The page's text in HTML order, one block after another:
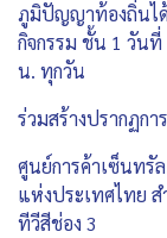
ภูมิปัญญาท้องถิ่นไ
กิจกรรม ชั้น 1 วันที่
น. ทุกวัน
ร่วมสร้างปรากฏก
ศูนย์การค้าเซ็นทรั
แห่งประเทศไทย
ทีวีสีช่อง 3